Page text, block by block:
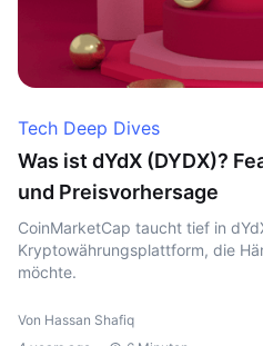
Tech Deep Dives
Was ist dYdX (DYDX)?
und Preisvorhersage
CoinMarketCap taucht tief in
Kryptowährungsplattform, die
möchte.
Von Hassan Shafiq